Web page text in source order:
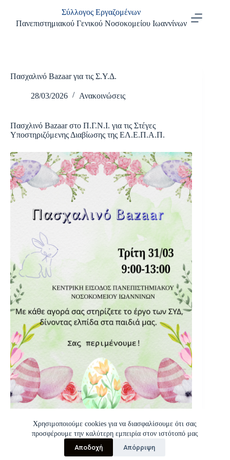
περιεχόμενο
Χρησιμοποιούμε cookies για να διασφαλίσουμε ότι σας
προσφέρουμε την καλύτερη εμπειρία στον ιστότοπό μας
Αποδοχή
Απόρριψη
Σύλλογος Εργαζομένων
Πανεπιστημιακού Γενικού Νοσοκομείου Ιωαννίνων
Πασχαλινό Bazaar για τις Σ.Υ.Δ.
28/03/2026 Ανακοινώσεις
Πασχλινό Bazaar στο Π.Γ.Ν.Ι. για τις Στέγες
Υποστηριζόμενης Διαβίωσης της ΕΛ.Ε.Π.Α.Π.